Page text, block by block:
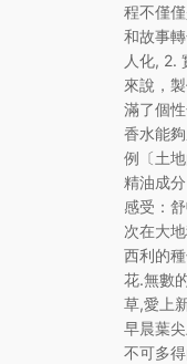
程不僅
和故事
人化, 2.
來說，
滿了個
香水能
例〔土
精油成
感受：
次在大
西利的
花.無數
草,愛上
早晨葉
不可多